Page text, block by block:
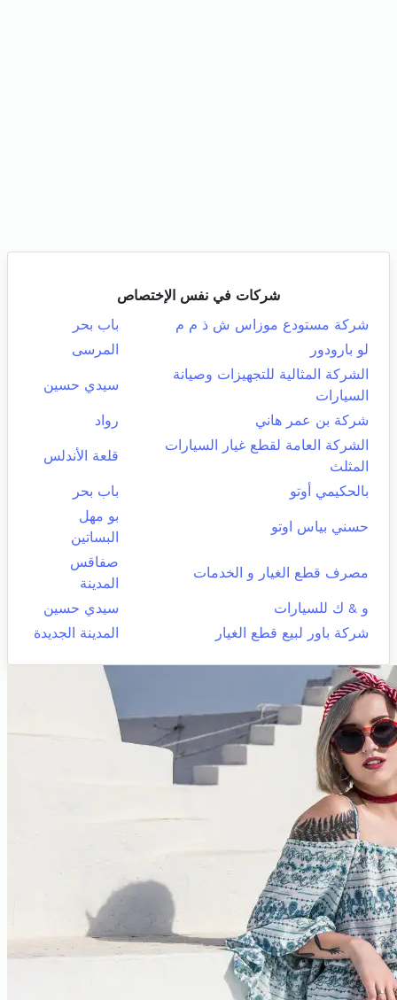
شركات في نفس الإختصاص
شركة مستودع موزاس ش ذ م م
باب بحر
لو بارودور
المرسى
الشركة المثالية للتجهيزات وصيانة
السيارات
سيدي حسين
شركة بن عمر هاني
رواد
الشركة العامة لقطع غيار السيارات
المثلث
قلعة الأندلس
بالحكيمي أوتو باب بحر
حسني بياس اوتو
بو مهل
البساتين
مصرف قطع الغيار و الخدمات
صفاقس
المدينة
و & ك للسيارات
سيدي حسين
شركة باور لبيع قطع الغيار
المدينة الجديدة